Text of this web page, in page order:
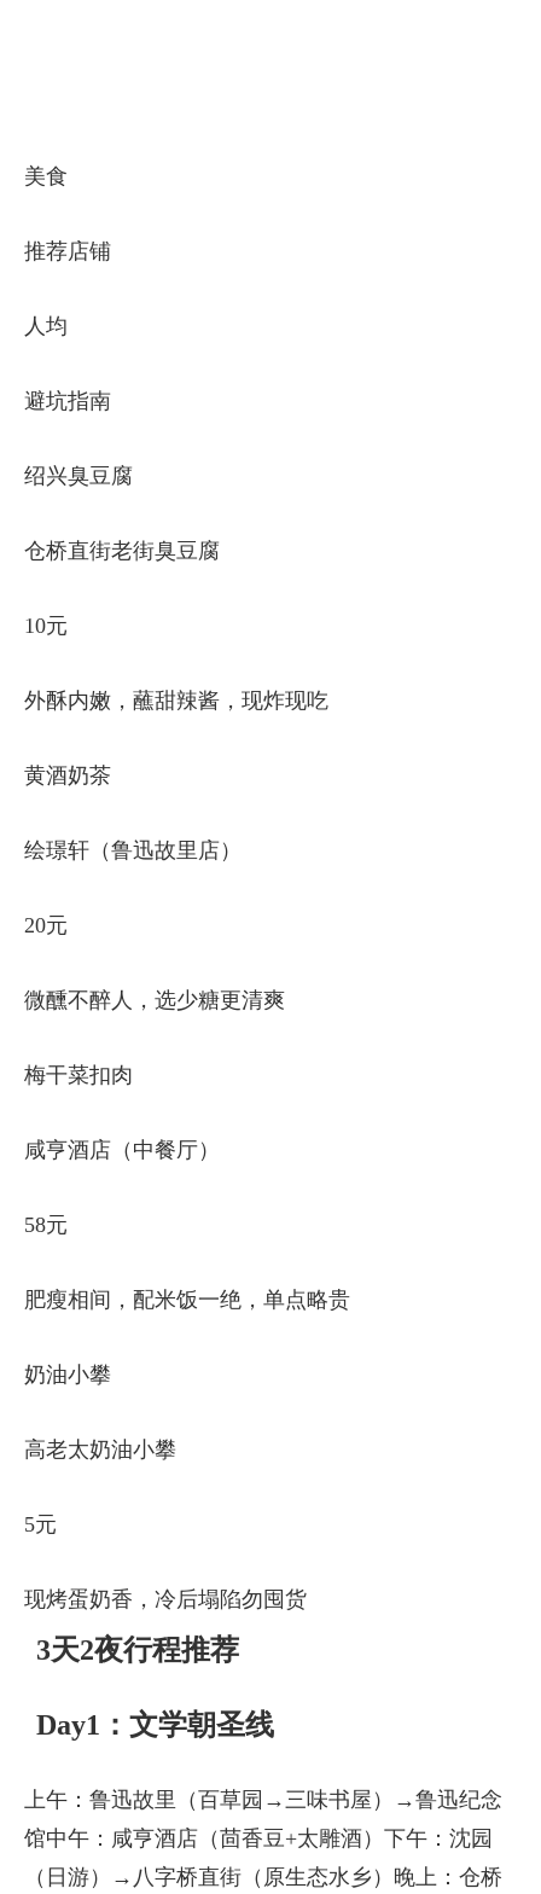
美食
推荐店铺
人均
避坑指南
绍兴臭豆腐
仓桥直街老街臭豆腐
10元
外酥内嫩，蘸甜辣酱，现炸现吃
黄酒奶茶
绘璟轩（鲁迅故里店）
20元
微醺不醉人，选少糖更清爽
梅干菜扣肉
咸亨酒店（中餐厅）
58元
肥瘦相间，配米饭一绝，单点略贵
奶油小攀
高老太奶油小攀
5元
现烤蛋奶香，冷后塌陷勿囤货
3天2夜行程推荐
Day1：文学朝圣线
上午：鲁迅故里（百草园→三味书屋）→鲁迅纪念
馆中午：咸亨酒店（茴香豆+太雕酒）下午：沈园
（日游）→八字桥直街（原生态水乡）晚上：仓桥